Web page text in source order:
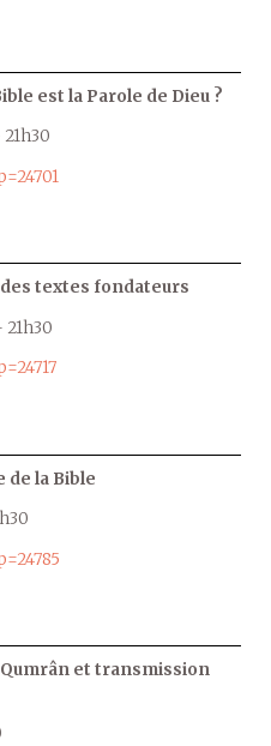
est la Parole de Dieu ?
21h30
des textes fondateurs
21h30
de la Bible
et transmission